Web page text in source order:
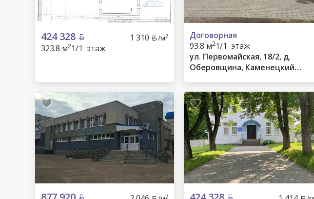
424 328 1 310 /м2
323.8 м21/1 этаж
Договорная
93.8 м21/1 этаж
ул. Первомайская, 18/2, д.
Оберовщина, Каменецкий
2